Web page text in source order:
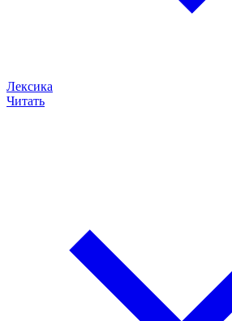
Лексика
Читать